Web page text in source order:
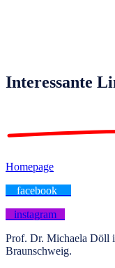
Interessante
Homepage
facebook
instagram
Prof. Dr. Michaela Döll
Braunschweig.